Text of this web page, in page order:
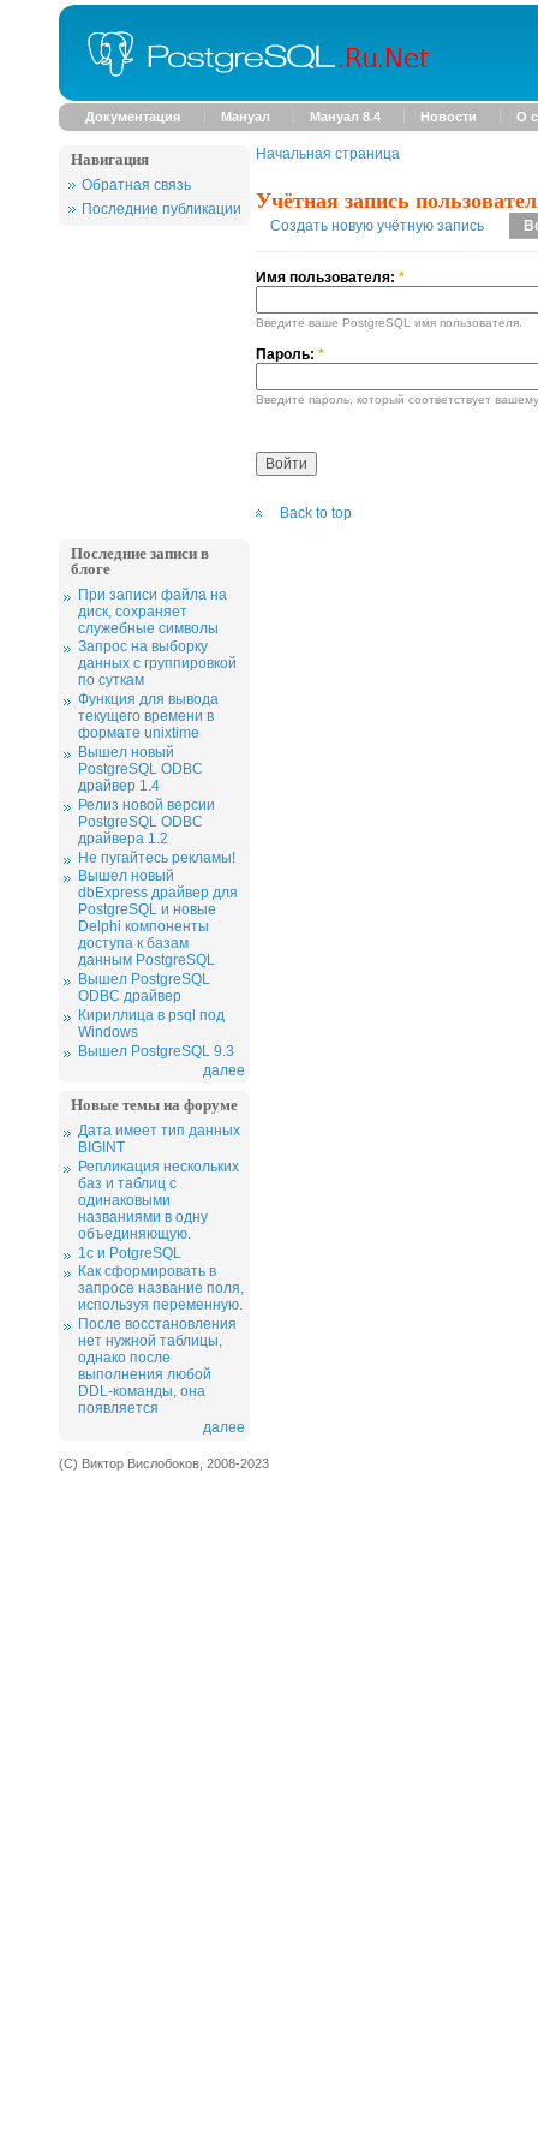
Документация Мануал Мануал 8.4 Новости О
Навигация
Обратная связь
Последние публикации
Начальная страница
Учётная запись
Создать новую учётную запись
Имя пользователя: *
Введите ваше PostgreSQL имя пользователя.
Пароль: *
Введите пароль, который соответствует
Back to top
Последние записи в
блоге
При записи файла на
диск, сохраняет
служебные символы
Запрос на выборку
данных с группировкой
по суткам
Функция для вывода
текущего времени в
формате unixtime
Вышел новый
PostgreSQL ODBC
драйвер 1.4
Релиз новой версии
PostgreSQL ODBC
драйвера 1.2
Не пугайтесь рекламы!
Вышел новый
dbExpress драйвер для
PostgreSQL и новые
Delphi компоненты
доступа к базам
данным PostgreSQL
Вышел PostgreSQL
ODBC драйвер
Кириллица в psql под
Windows
Вышел PostgreSQL 9.3
далее
Новые темы на форуме
Дата имеет тип данных
BIGINT
Репликация нескольких
баз и таблиц с
одинаковыми
названиями в одну
объединяющую.
1c и PotgreSQL
Как сформировать в
запросе название поля,
используя переменную.
После восстановления
нет нужной таблицы,
однако после
выполнения любой
DDL-команды, она
появляется
далее
(С) Виктор Вислобоков, 2008-2023